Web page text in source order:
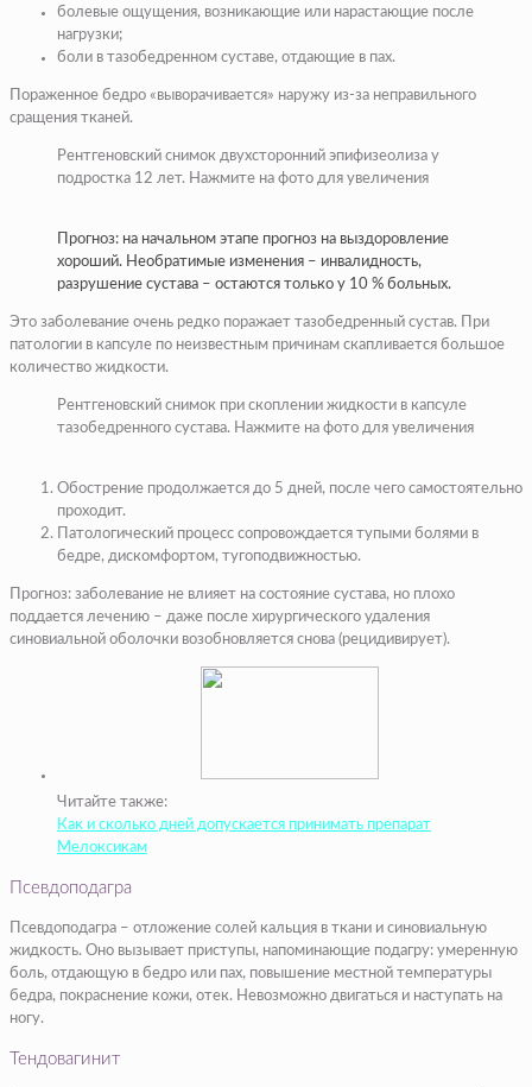
болевые ощущения, возникающие или нарастающие после
нагрузки;
боли в тазобедренном суставе, отдающие в пах.
Пораженное бедро «выворачивается» наружу из-за неправильного
сращения тканей.
Рентгеновский снимок двухсторонний эпифизеолиза у
подростка 12 лет. Нажмите на фото для увеличения
Прогноз: на начальном этапе прогноз на выздоровление
хороший. Необратимые изменения – инвалидность,
разрушение сустава – остаются только у 10 % больных.
Это заболевание очень редко поражает тазобедренный сустав. При
патологии в капсуле по неизвестным причинам скапливается большое
количество жидкости.
Рентгеновский снимок при скоплении жидкости в капсуле
тазобедренного сустава. Нажмите на фото для увеличения
Обострение продолжается до 5 дней, после чего самостоятельно
проходит.
Патологический процесс сопровождается тупыми болями в
бедре, дискомфортом, тугоподвижностью.
Прогноз: заболевание не влияет на состояние сустава, но плохо
поддается лечению – даже после хирургического удаления
синовиальной оболочки возобновляется снова (рецидивирует).
Читайте также:
Как и сколько дней допускается принимать препарат
Мелоксикам
Псевдоподагра
Псевдоподагра – отложение солей кальция в ткани и синовиальную
жидкость. Оно вызывает приступы, напоминающие подагру: умеренную
боль, отдающую в бедро или пах, повышение местной температуры
бедра, покраснение кожи, отек. Невозможно двигаться и наступать на
ногу.
Тендовагинит